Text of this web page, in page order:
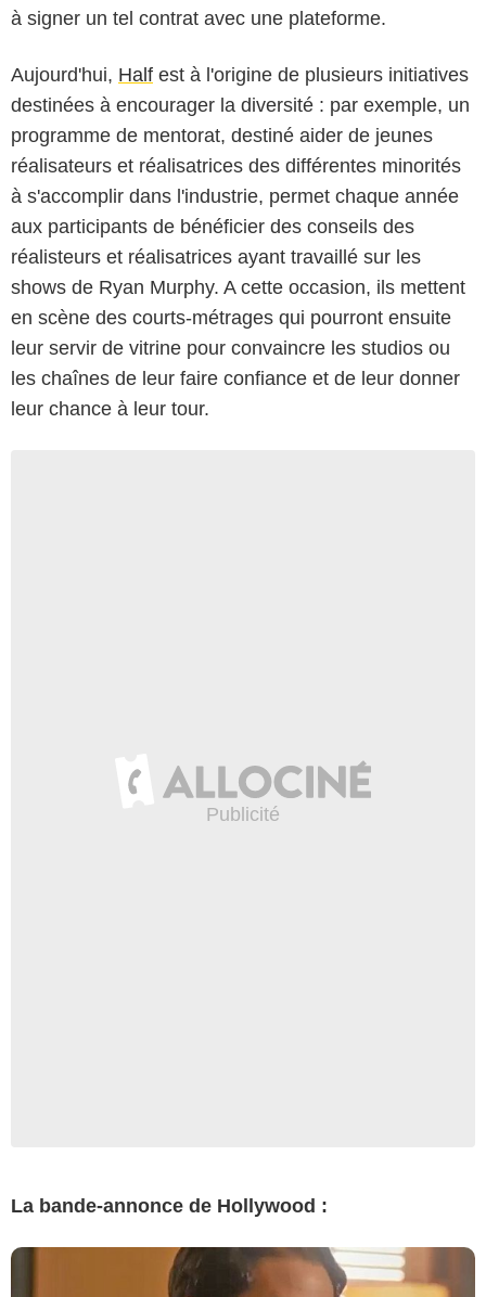
à signer un tel contrat avec une plateforme.
Aujourd'hui, Half est à l'origine de plusieurs initiatives
destinées à encourager la diversité : par exemple, un
programme de mentorat, destiné aider de jeunes
réalisateurs et réalisatrices des différentes minorités
à s'accomplir dans l'industrie, permet chaque année
aux participants de bénéficier des conseils des
réalisteurs et réalisatrices ayant travaillé sur les
shows de Ryan Murphy. A cette occasion, ils mettent
en scène des courts-métrages qui pourront ensuite
leur servir de vitrine pour convaincre les studios ou
les chaînes de leur faire confiance et de leur donner
leur chance à leur tour.
La bande-annonce de Hollywood :